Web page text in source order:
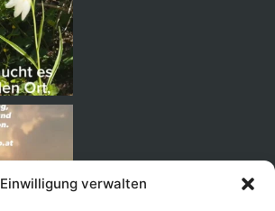
Einwilligung verwalten